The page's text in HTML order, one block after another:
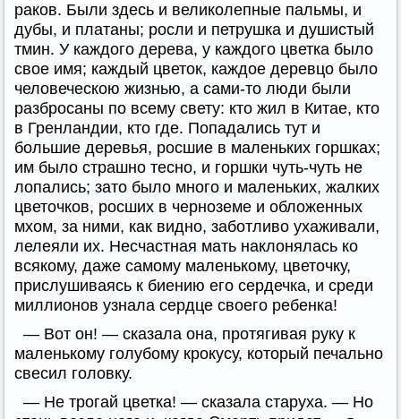
раков. Были здесь и великолепные пальмы, и
дубы, и платаны; росли и петрушка и душистый
тмин. У каждого дерева, у каждого цветка было
свое имя; каждый цветок, каждое деревцо было
человеческою жизнью, а сами-то люди были
разбросаны по всему свету: кто жил в Китае, кто
в Гренландии, кто где. Попадались тут и
большие деревья, росшие в маленьких горшках;
им было страшно тесно, и горшки чуть-чуть не
лопались; зато было много и маленьких, жалких
цветочков, росших в черноземе и обложенных
мхом, за ними, как видно, заботливо ухаживали,
лелеяли их. Несчастная мать наклонялась ко
всякому, даже самому маленькому, цветочку,
прислушиваясь к биению его сердечка, и среди
миллионов узнала сердце своего ребенка!
— Вот он! — сказала она, протягивая руку к
маленькому голубому крокусу, который печально
свесил головку.
— Не трогай цветка! — сказала старуха. — Но